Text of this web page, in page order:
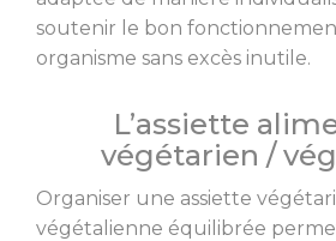
soutenir le bon
organisme sans excès inutile.
L’assiette
végétarien /
Organiser une assiette
végétalienne équilibrée